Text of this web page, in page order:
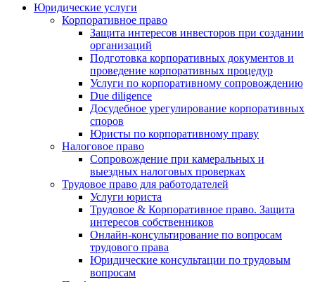
Юридические услуги
Корпоративное право
Защита интересов инвесторов при создании
организаций
Подготовка корпоративных документов и
проведение корпоративных процедур
Услуги по корпоративному сопровождению
Due diligence
Досудебное урегулирование корпоративных
споров
Юристы по корпоративному праву
Налоговое право
Сопровождение при камеральных и
выездных налоговых проверках
Трудовое право для работодателей
Услуги юриста
Трудовое & Корпоративное право. Защита
интересов собственников
Онлайн-консультирование по вопросам
трудового права
Юридические консультации по трудовым
вопросам